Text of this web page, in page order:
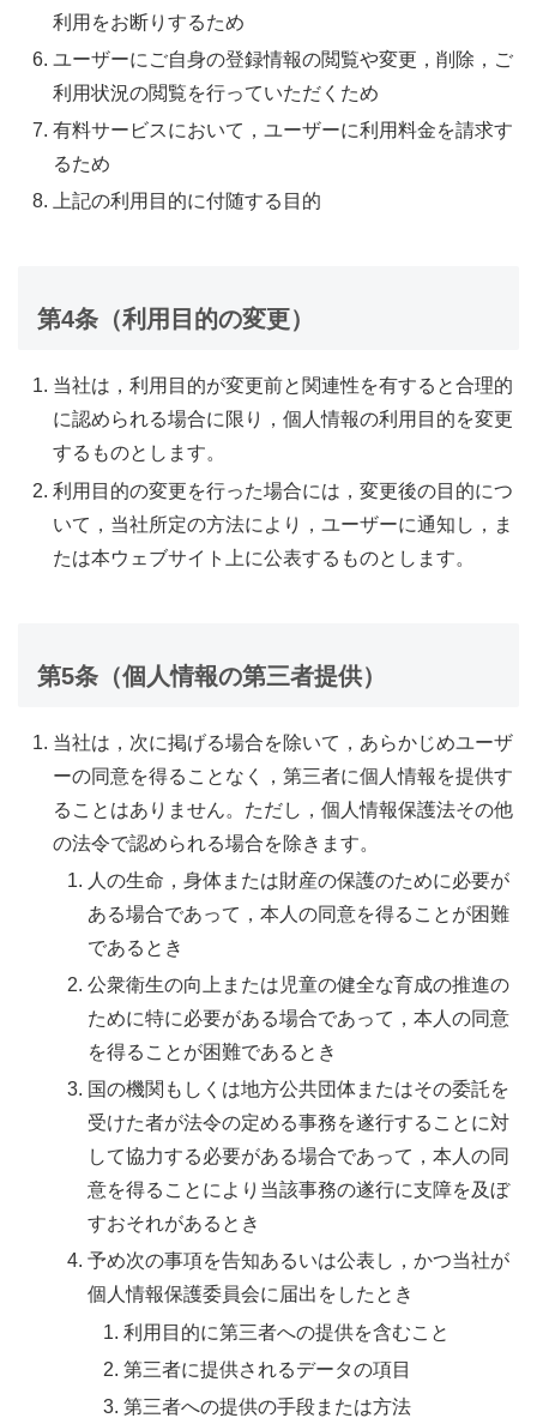
利用をお断りするため
ユーザーにご自身の登録情報の閲覧や変更，削除，ご
利用状況の閲覧を行っていただくため
有料サービスにおいて，ユーザーに利用料金を請求す
るため
上記の利用目的に付随する目的
第4条（利用目的の変更）
当社は，利用目的が変更前と関連性を有すると合理的
に認められる場合に限り，個人情報の利用目的を変更
するものとします。
利用目的の変更を行った場合には，変更後の目的につ
いて，当社所定の方法により，ユーザーに通知し，ま
たは本ウェブサイト上に公表するものとします。
第5条（個人情報の第三者提供）
当社は，次に掲げる場合を除いて，あらかじめユーザ
ーの同意を得ることなく，第三者に個人情報を提供す
ることはありません。ただし，個人情報保護法その他
の法令で認められる場合を除きます。
人の生命，身体または財産の保護のために必要が
ある場合であって，本人の同意を得ることが困難
であるとき
公衆衛生の向上または児童の健全な育成の推進の
ために特に必要がある場合であって，本人の同意
を得ることが困難であるとき
国の機関もしくは地方公共団体またはその委託を
受けた者が法令の定める事務を遂行することに対
して協力する必要がある場合であって，本人の同
意を得ることにより当該事務の遂行に支障を及ぼ
すおそれがあるとき
予め次の事項を告知あるいは公表し，かつ当社が
個人情報保護委員会に届出をしたとき
利用目的に第三者への提供を含むこと
第三者に提供されるデータの項目
第三者への提供の手段または方法